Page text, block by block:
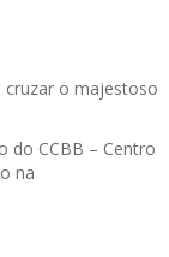
cruzar o majestoso
do CCBB – Centro
na